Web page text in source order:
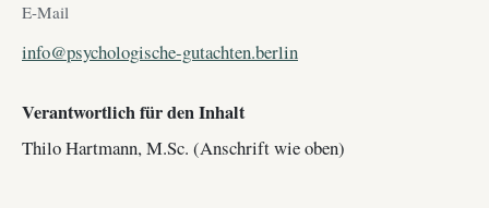
E-Mail
info@psychologische-gutachten.berlin
Verantwortlich für den Inhalt
Thilo Hartmann, M.Sc. (Anschrift wie oben)